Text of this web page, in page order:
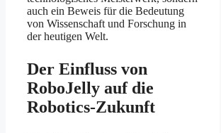
auch ein Beweis für die Bedeutung
von Wissenschaft und Forschung in
der heutigen Welt.
Der Einfluss von
RoboJelly auf die
Robotics-Zukunft